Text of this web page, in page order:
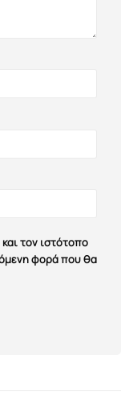
τον ιστότοπο
φορά που θα